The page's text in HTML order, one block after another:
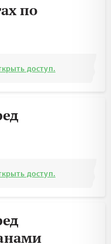
по
доступ.
доступ.